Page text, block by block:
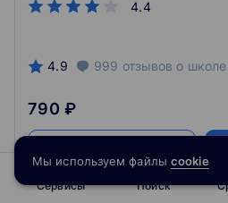
4.4
окупаемость каналов
4.9 999 отзывов о школе
790 ₽
Сервисы Поиск
Мы используем файлы cookie